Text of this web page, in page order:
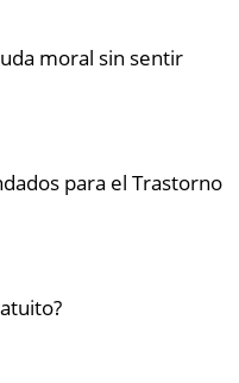
moral sin sentir
para el Trastorno